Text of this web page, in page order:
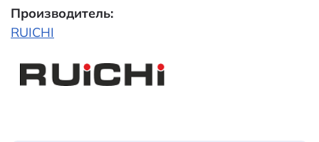
Производитель:
RUICHI